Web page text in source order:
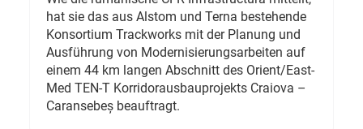
hat sie das aus Alstom und Terna bestehende
Konsortium Trackworks mit der Planung und
Ausführung von Modernisierungsarbeiten auf
einem 44 km langen Abschnitt des Orient/East-
Med TEN-T Korridorausbauprojekts Craiova –
Caransebeș beauftragt.